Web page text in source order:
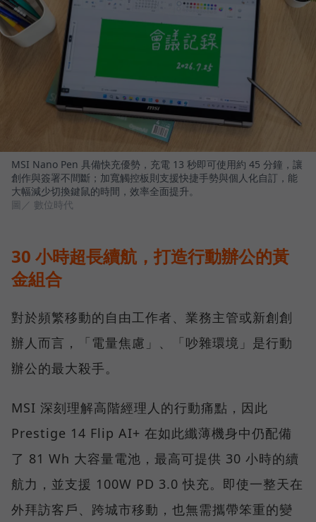
MSI Nano Pen 具備快充優勢，充電 13 秒即可使用約 45 分鐘，讓
創作與簽署不間斷；加寬觸控板則支援快捷手勢與個人化自訂，能
大幅減少切換鍵鼠的時間，效率全面提升。
圖／ 數位時代
30 小時超長續航，打造行動辦公的黃
金組合
對於頻繁移動的自由工作者、業務主管或新創創
辦人而言，「電量焦慮」、「吵雜環境」是行動
辦公的最大殺手。
MSI 深刻理解高階經理人的行動痛點，因此
Prestige 14 Flip AI+ 在如此纖薄機身中仍配備
了 81 Wh 大容量電池，最高可提供 30 小時的續
航力，並支援 100W PD 3.0 快充。即使一整天在
外拜訪客戶、跨城市移動，也無需攜帶笨重的變